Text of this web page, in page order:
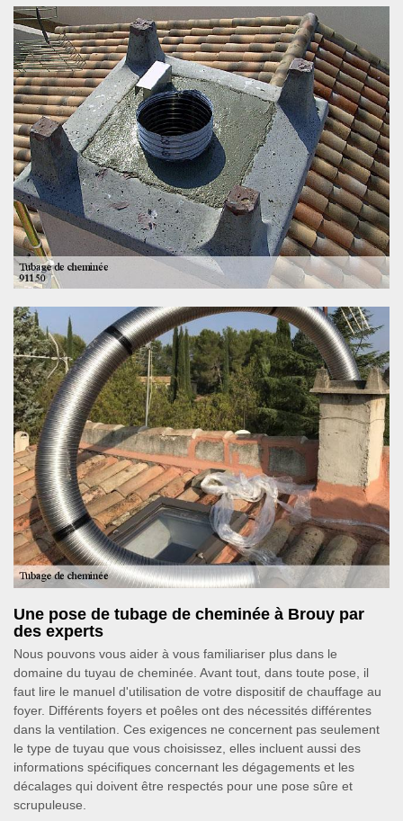
Une pose de tubage de cheminée à Brouy par
des experts
Nous pouvons vous aider à vous familiariser plus dans le
domaine du tuyau de cheminée. Avant tout, dans toute pose, il
faut lire le manuel d'utilisation de votre dispositif de chauffage au
foyer. Différents foyers et poêles ont des nécessités différentes
dans la ventilation. Ces exigences ne concernent pas seulement
le type de tuyau que vous choisissez, elles incluent aussi des
informations spécifiques concernant les dégagements et les
décalages qui doivent être respectés pour une pose sûre et
scrupuleuse.